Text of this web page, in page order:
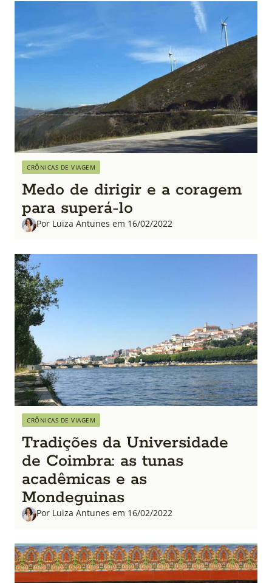
CRÔNICAS DE VIAGEM
Medo de dirigir e a coragem
para superá-lo
Por Luiza Antunes em 16/02/2022
CRÔNICAS DE VIAGEM
Tradições da Universidade
de Coimbra: as tunas
acadêmicas e as
Mondeguinas
Por Luiza Antunes em 16/02/2022